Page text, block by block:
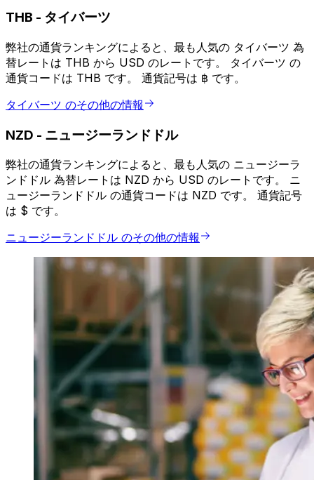
THB - タイバーツ
弊社の通貨ランキングによると、最も人気の タイバーツ 為
替レートは THB から USD のレートです。 タイバーツ の
通貨コードは THB です。 通貨記号は ฿ です。
タイバーツ のその他の情報
NZD - ニュージーランドドル
弊社の通貨ランキングによると、最も人気の ニュージーラ
ンドドル 為替レートは NZD から USD のレートです。 ニ
ュージーランドドル の通貨コードは NZD です。 通貨記号
は $ です。
ニュージーランドドル のその他の情報